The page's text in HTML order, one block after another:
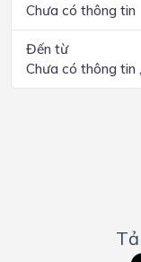
Chưa có thông tin
Đến từ
Chưa có thông tin